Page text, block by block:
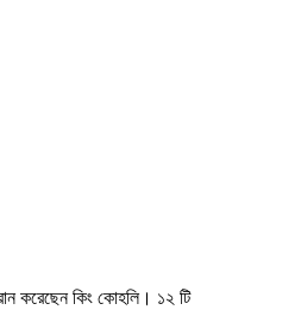
করেছেন কিং কোহলি। ১২ টি